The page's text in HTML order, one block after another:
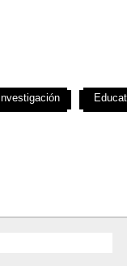
Investigación